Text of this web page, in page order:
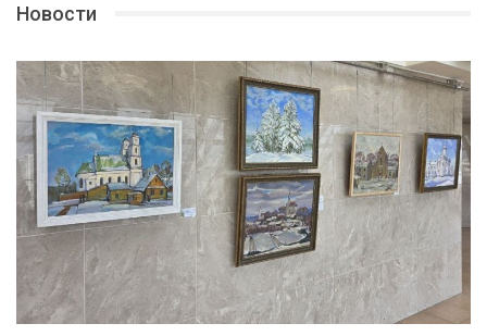
Новости